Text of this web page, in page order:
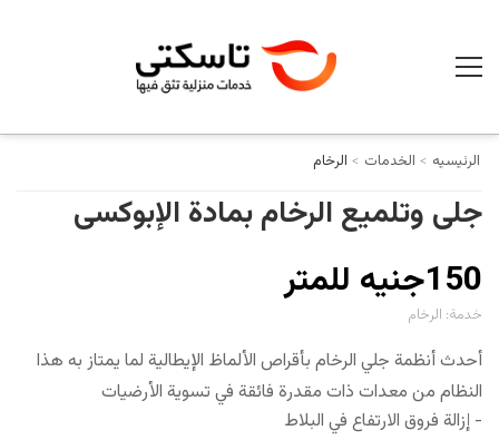
الرئيسيه الخدمات الرخام
جلى وتلميع الرخام بمادة الإبوكسى
150جنيه للمتر
خدمة: الرخام
أحدث أنظمة جلي الرخام بأقراص الألماظ الإيطالية لما يمتاز به هذا
النظام من معدات ذات مقدرة فائقة في تسوية الأرضيات
- إزالة فروق الارتفاع في البلاط